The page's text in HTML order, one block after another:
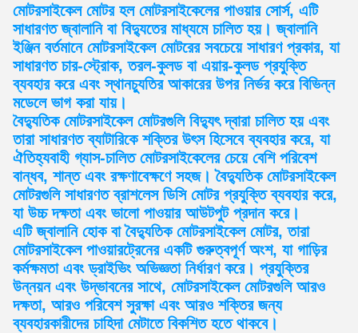
মোটরসাইকেল মোটর হল মোটরসাইকেলের পাওয়ার সোর্স, এটি
সাধারণত জ্বালানি বা বিদ্যুতের মাধ্যমে চালিত হয়। জ্বালানি
ইঞ্জিন বর্তমানে মোটরসাইকেল মোটরের সবচেয়ে সাধারণ প্রকার, যা
সাধারণত চার-স্ট্রোক, তরল-কুলড বা এয়ার-কুলড প্রযুক্তি
ব্যবহার করে এবং স্থানচ্যুতির আকারের উপর নির্ভর করে বিভিন্ন
মডেলে ভাগ করা যায়।
বৈদ্যুতিক মোটরসাইকেল মোটরগুলি বিদ্যুৎ দ্বারা চালিত হয় এবং
তারা সাধারণত ব্যাটারিকে শক্তির উৎস হিসেবে ব্যবহার করে, যা
ঐতিহ্যবাহী গ্যাস-চালিত মোটরসাইকেলের চেয়ে বেশি পরিবেশ
বান্ধব, শান্ত এবং রক্ষণাবেক্ষণে সহজ। বৈদ্যুতিক মোটরসাইকেল
মোটরগুলি সাধারণত ব্রাশলেস ডিসি মোটর প্রযুক্তি ব্যবহার করে,
যা উচ্চ দক্ষতা এবং ভালো পাওয়ার আউটপুট প্রদান করে।
এটি জ্বালানি হোক বা বৈদ্যুতিক মোটরসাইকেল মোটর, তারা
মোটরসাইকেল পাওয়ারট্রেনের একটি গুরুত্বপূর্ণ অংশ, যা গাড়ির
কর্মক্ষমতা এবং ড্রাইভিং অভিজ্ঞতা নির্ধারণ করে। প্রযুক্তির
উন্নয়ন এবং উদ্ভাবনের সাথে, মোটরসাইকেল মোটরগুলি আরও
দক্ষতা, আরও পরিবেশ সুরক্ষা এবং আরও শক্তির জন্য
ব্যবহারকারীদের চাহিদা মেটাতে বিকশিত হতে থাকবে।